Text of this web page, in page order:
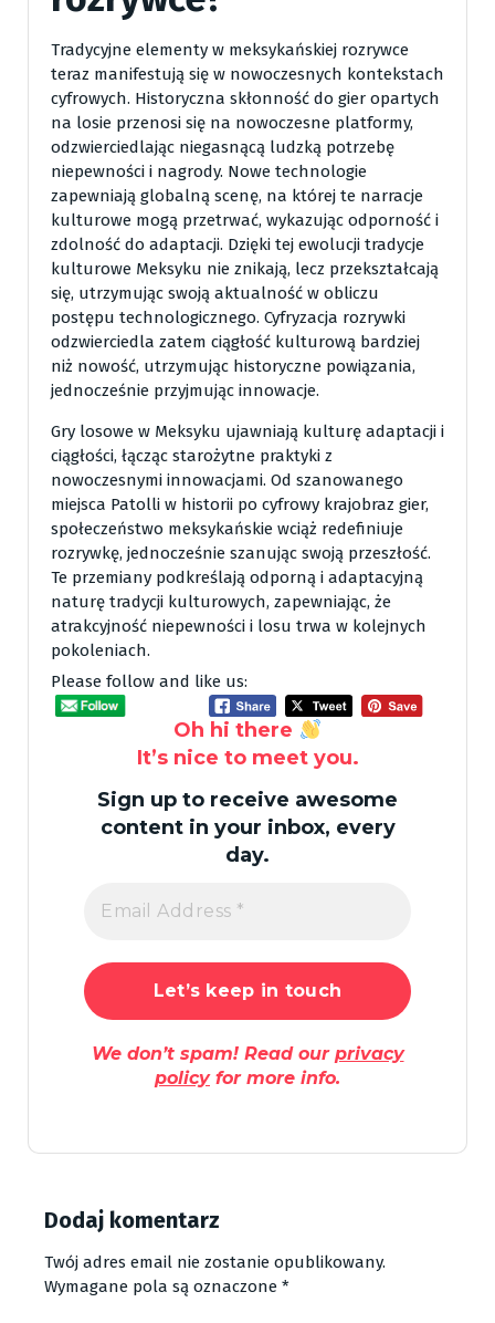
Tradycyjne elementy w meksykańskiej rozrywce
teraz manifestują się w nowoczesnych kontekstach
cyfrowych. Historyczna skłonność do gier opartych
na losie przenosi się na nowoczesne platformy,
odzwierciedlając niegasnącą ludzką potrzebę
niepewności i nagrody. Nowe technologie
zapewniają globalną scenę, na której te narracje
kulturowe mogą przetrwać, wykazując odporność i
zdolność do adaptacji. Dzięki tej ewolucji tradycje
kulturowe Meksyku nie znikają, lecz przekształcają
się, utrzymując swoją aktualność w obliczu
postępu technologicznego. Cyfryzacja rozrywki
odzwierciedla zatem ciągłość kulturową bardziej
niż nowość, utrzymując historyczne powiązania,
jednocześnie przyjmując innowacje.
Gry losowe w Meksyku ujawniają kulturę adaptacji i
ciągłości, łącząc starożytne praktyki z
nowoczesnymi innowacjami. Od szanowanego
miejsca Patolli w historii po cyfrowy krajobraz gier,
społeczeństwo meksykańskie wciąż redefiniuje
rozrywkę, jednocześnie szanując swoją przeszłość.
Te przemiany podkreślają odporną i adaptacyjną
naturę tradycji kulturowych, zapewniając, że
atrakcyjność niepewności i losu trwa w kolejnych
pokoleniach.
Please follow and like us:
Oh hi there
It’s nice to meet you.
Sign up to receive awesome
content in your inbox, every
day.
We don’t spam! Read our privacy
policyfor more info.
Dodaj komentarz
Twój adres email nie zostanie opublikowany.
Wymagane pola są oznaczone *